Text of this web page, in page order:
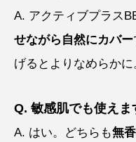
A. アクティブプラス
せながら自然にカバー
げるとよりなめらかに
Q. 敏感肌でも使えま
A. はい。どちらも無